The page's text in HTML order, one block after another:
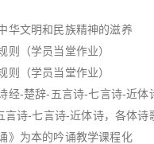
华文明和民族精神的滋养
则（学员当堂作业）
则（学员当堂作业）
经-楚辞-五言诗-七言诗-近体
言诗-七言诗-近体诗，各体诗
》为本的吟诵教学课程化